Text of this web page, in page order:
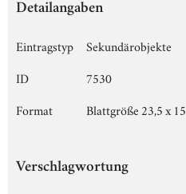
Detailangaben
Eintragstyp
Sekundärobjekte
ID
7530
Format
Blattgröße 23,5 x 15
Verschlagwortung